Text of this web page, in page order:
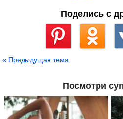
Поделись с
« Предыдущая тема
Посмотри